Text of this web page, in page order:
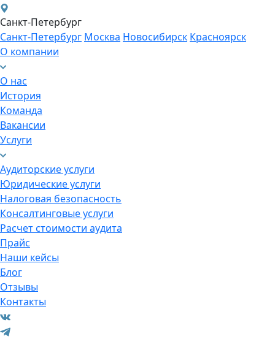
Санкт-Петербург
Санкт-Петербург Москва Новосибирск Красноярск
О компании
О нас
История
Команда
Вакансии
Услуги
Аудиторские услуги
Юридические услуги
Налоговая безопасность
Консалтинговые услуги
Расчет стоимости аудита
Прайс
Наши кейсы
Блог
Отзывы
Контакты